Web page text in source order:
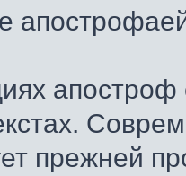
апостроф
прежней